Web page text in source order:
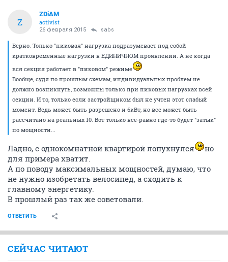
Z
ZDiAM
activist
26 февраля 2015 sabs
Верно. Только "пиковая" нагрузка подразумевает под собой
кратковременные нагрузки в ЕДИНИЧНОМ проявлении. А не когда
вся секция работает в "пиковом" режиме
Вообще, судя по прошлым схемам, индивидуальных проблем не
должно возникнуть, возможны только при пиковых нагрузках всей
секции. И то, только если застройщиком был не учтен этот слабый
момент. Ведь может быть разрешено и 6кВт, но все может быть
рассчитано на реальных 10. Вот только все-равно где-то будет "затык"
по мощности...
Ладно, с однокомнатной квартирой лопухнулся
но
для примера хватит.
А по поводу максимальных мощностей, думаю, что
не нужно изобретать велосипед, а сходить к
главному энергетику.
В прошлый раз так же советовали.
ОТВЕТИТЬ
СЕЙЧАС ЧИТАЮТ